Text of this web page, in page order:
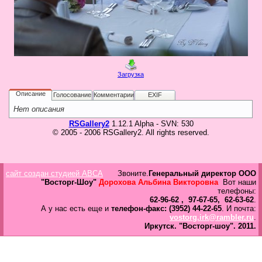
Галерея
Гостевая
Пользователь
Пароль
Запомнить
Загрузка
Описание Голосование Комментарии EXIF
Нет описания
RSGallery21.12.1 Alpha - SVN: 530
© 2005 - 2006 RSGallery2. All rights reserved.
сайт создан студией ABCA Звоните. Генеральный директор ООО
"Восторг-Шоу" Дорохова Альбина ВикторовнаВот наши
телефоны:
62-96-62 , 97-67-65, 62-63-62.
А у нас есть еще и телефон-факс: (3952) 44-22-65. И почта:
vostorg.irk@rambler.ru.
Иркутск. "Восторг-шоу". 2011.